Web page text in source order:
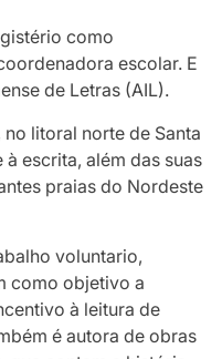
como
escolar. E
de Letras (AIL).
litoral norte de Santa
escrita, além das suas
praias do Nordeste
voluntario,
como objetivo a
à leitura de
é autora de obras